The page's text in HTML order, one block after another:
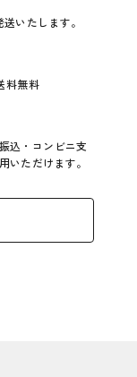
いたします。
料無料
振込・コンビニ支
いただけます。